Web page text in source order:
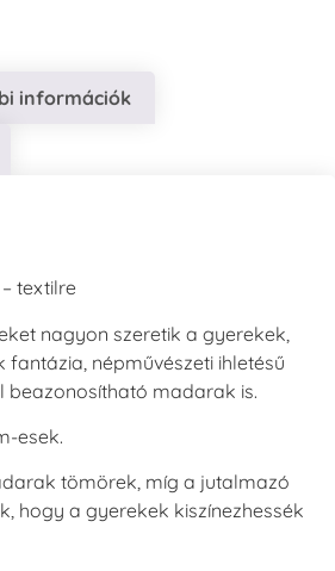
információk
textilre
nagyon szeretik a gyerekek,
fantázia, népművészeti ihletésű
beazonosítható madarak is.
esek.
tömörek, míg a jutalmazó
hogy a gyerekek kiszínezhessék